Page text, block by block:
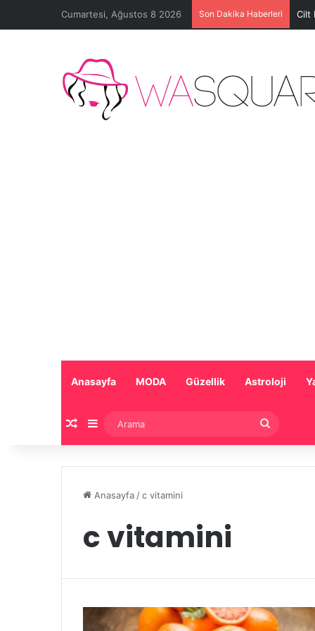
Cumartesi, Ağustos 8 2026 Son Dakika Haberleri Cilt
Anasayfa MODA Güzellik Astroloji
Rastgele Makale
Kenar Bölmesi
Anasayfa /c vitamini
c vitamini